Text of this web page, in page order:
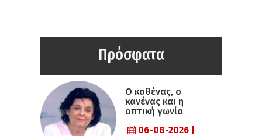
Πρόσφατα
Ο καθένας, ο
κανένας και η
οπτική γωνία
06-08-2026 |